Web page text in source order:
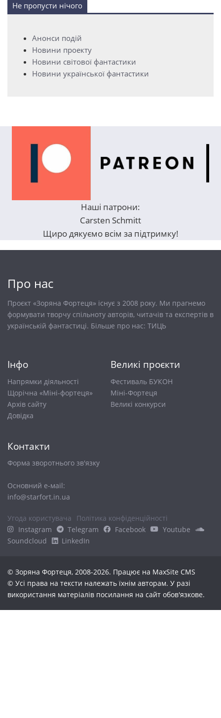
Не пропусти нічого
Анонси подій
Новини проекту
Новини світової фантастики
Новини української фантастики
Наші патрони:
Carsten Schmitt
Щиро дякуємо всім за підтримку!
Про нас
Проєкт «Зоряна Фортеця» існує з 2008 року. Ми прагнемо
формувати творчу спільноту авторів, читачів та експертів в
українській фантастиці. Більше про нас: ТИЦЬ
Інфо
Напрямки діяльності
Щорічна «Міні-фортеця»
Архів сайту
Довiдка
Великі проєкти
Фестиваль БУКОН
Міні-Фортеця
Великі конкурси
Контакти
Форма зворотнього зв'язку
Основний е-маіl:
info@starfort.in.ua
Угода користувача
Політика конфіденційності
Instagram
Telegram Facebook
Youtube
Soundcloud
LinkedIn
© Зоряна Фортеця, 2008-2026. Працює на MaxSite CMS
© Усі права на тексти належать їхнім авторам. У разі
використання матеріалів посилання на сайт обов'язкове.